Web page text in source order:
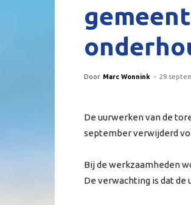
Door Marc Wonnink - 29
De uurwerken van de
september verwijderd
Bij de werkzaamheden
De verwachting is dat